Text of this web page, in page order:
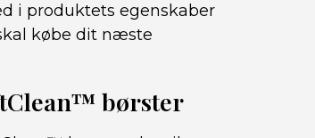
i produktets egenskaber
købe dit næste
børster